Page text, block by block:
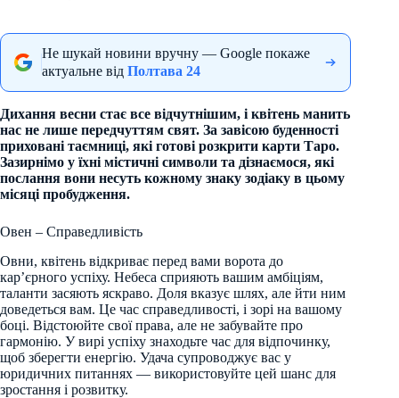
Не шукай новини вручну — Google покаже
актуальне від Полтава 24
Дихання весни стає все відчутнішим, і квітень манить
нас не лише передчуттям свят. За завісою буденності
приховані таємниці, які готові розкрити карти Таро.
Зазирнімо у їхні містичні символи та дізнаємося, які
послання вони несуть кожному знаку зодіаку в цьому
місяці пробудження.
Овен – Справедливість
Овни, квітень відкриває перед вами ворота до
кар’єрного успіху. Небеса сприяють вашим амбіціям,
таланти засяють яскраво. Доля вказує шлях, але йти ним
доведеться вам. Це час справедливості, і зорі на вашому
боці. Відстоюйте свої права, але не забувайте про
гармонію. У вирі успіху знаходьте час для відпочинку,
щоб зберегти енергію. Удача супроводжує вас у
юридичних питаннях — використовуйте цей шанс для
зростання і розвитку.